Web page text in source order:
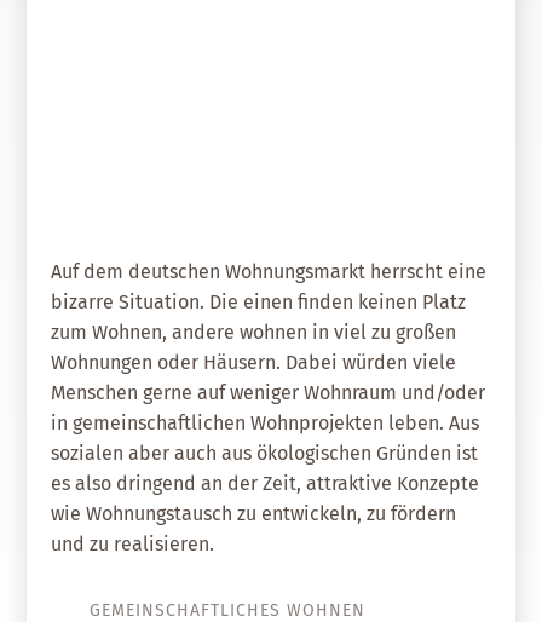
Auf dem deutschen Wohnungsmarkt herrscht eine
bizarre Situation. Die einen finden keinen Platz
zum Wohnen, andere wohnen in viel zu großen
Wohnungen oder Häusern. Dabei würden viele
Menschen gerne auf weniger Wohnraum und/oder
in gemeinschaftlichen Wohnprojekten leben. Aus
sozialen aber auch aus ökologischen Gründen ist
es also dringend an der Zeit, attraktive Konzepte
wie Wohnungstausch zu entwickeln, zu fördern
und zu realisieren.
GEMEINSCHAFTLICHES WOHNEN